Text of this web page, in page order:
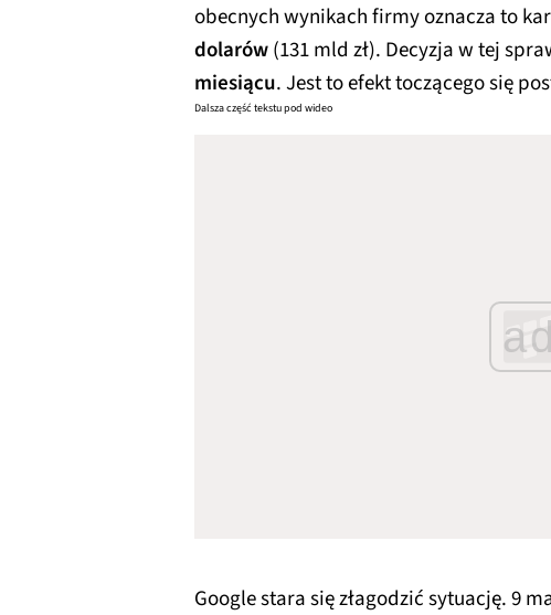
obecnych wynikach firmy oznacza to
dolarów(131 mld zł). Decyzja w tej
miesiącu. Jest to efekt toczącego się
Dalsza część tekstu pod wideo
ad
Google stara się złagodzić sytuację. 9